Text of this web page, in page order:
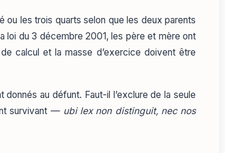
les trois quarts selon que les deux parents
loi du 3 décembre 2001, les père et mère ont
calcul et la masse d’exercice doivent être
au défunt. Faut-il l’exclure de la seule
survivant — ubi lex non distinguit, nec nos